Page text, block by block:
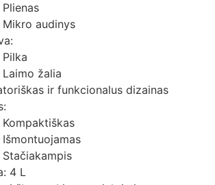
Plienas
Mikro audinys
Pilka
Laimo žalia
ir funkcionalus dizainas
Kompaktiškas
Išmontuojamas
Stačiakampis
4 L